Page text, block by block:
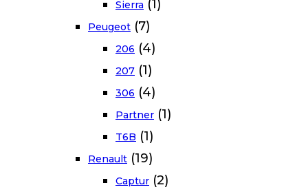
Sierra (1)
Peugeot (7)
206 (4)
207 (1)
306 (4)
Partner (1)
T6B (1)
Renault (19)
Captur (2)